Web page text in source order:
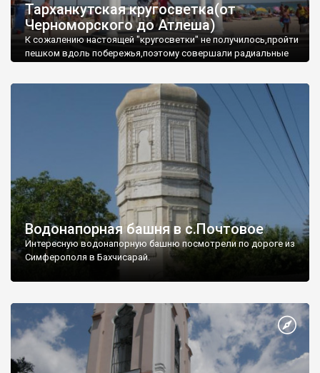
Тарханкутская кругосветка(от
Черноморского до Атлеша)
К сожалению настоящей "кругосветки" не получилось,пройти
пешком вдоль побережья,поэтому совершали радиальные
Водонапорная башня в с.Почтовое
Интересную водонапорную башню посмотрели по дороге из
Симферополя в Бахчисарай.